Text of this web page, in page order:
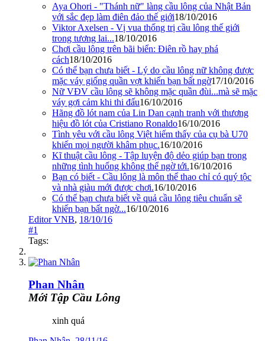
Aya Ohori - "Thánh nữ" làng cầu lông của Nhật Bản
với sắc đẹp làm điên đảo thế giới18/10/2016
Viktor Axelsen - Vị vua thống trị cầu lông thế giới
trong tương lai...18/10/2016
Chơi cầu lông trên bãi biển: Điên rồ hay phá
cách18/10/2016
Có thể bạn chưa biết - Lý do cầu lông nữ không được
mặc váy giống quần vợt khiến bạn bất ngờ17/10/2016
Nữ VĐV cầu lông sẽ không mặc quần đùi...mà sẽ mặc
váy gợi cảm khi thi đấu16/10/2016
Hãng đồ lót nam của Lin Dan cạnh tranh với thương
hiệu đồ lót của Cristiano Ronaldo16/10/2016
Tình yêu với cầu lông Việt hiếm thấy của cụ bà U70
khiến mọi người khâm phục.16/10/2016
Kĩ thuật cầu lông - Tập luyện độ dẻo giúp bạn trong
những tình huống không thể ngờ tới.16/10/2016
Bạn có biết - Cầu lông là môn thể thao chỉ có quý tộc
và nhà giàu mới được chơi.16/10/2016
Có thể bạn chưa biết về quả cầu lông tiêu chuẩn sẽ
khiến bạn bất ngờ...16/10/2016
Editor VNB, 18/10/16
#1
Tags:
Phan Nhân
Mới Tập Cầu Lông
xinh quá